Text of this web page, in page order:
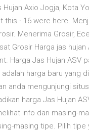
Hujan Axio Jogja, Kota
this · 16 were here.
Menerima Grosir,
Grosir Harga jas hujan
Harga Jas Hujan ASV
adalah harga baru yang
anda mengunjungi
harga Jas Hujan
info dari masing-
masing tipe. Pilih tipe